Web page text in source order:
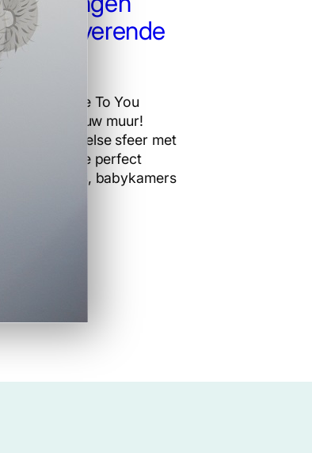
Betoverende
Me To You
leven op jouw muur!
warme, speelse sfeer met
die perfect
babykamers